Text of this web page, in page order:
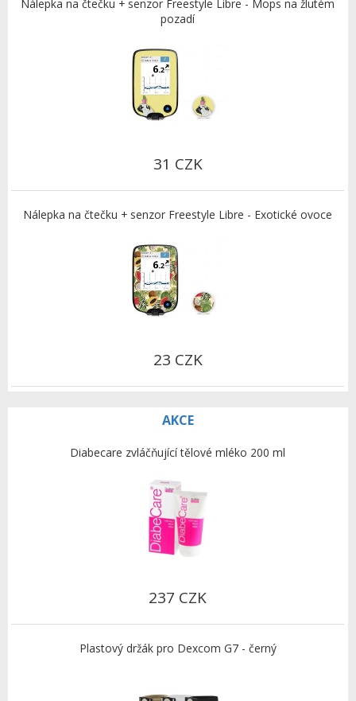
Nálepka na čtečku + senzor Freestyle Libre - Mops na žlutém
pozadí
31 CZK
Nálepka na čtečku + senzor Freestyle Libre - Exotické ovoce
23 CZK
AKCE
Diabecare zvláčňující tělové mléko 200 ml
237 CZK
Plastový držák pro Dexcom G7 - černý